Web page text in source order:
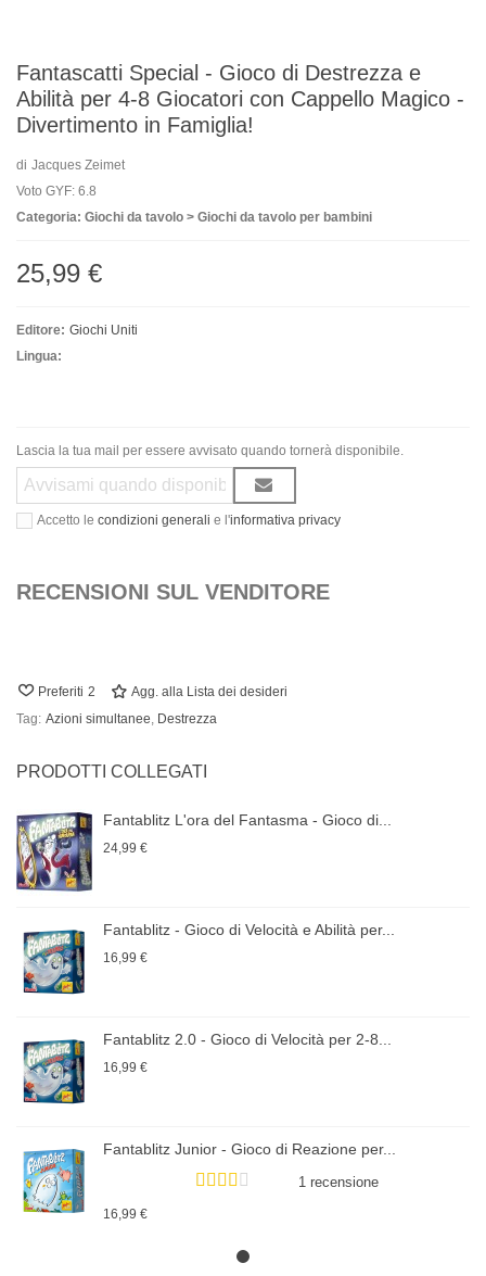
Fantascatti Special - Gioco di Destrezza e
Abilità per 4-8 Giocatori con Cappello Magico -
Divertimento in Famiglia!
di Jacques Zeimet
Voto GYF: 6.8
Categoria: Giochi da tavolo > Giochi da tavolo per bambini
25,99 €
Editore: Giochi Uniti
Lingua:
Lascia la tua mail per essere avvisato quando tornerà disponibile.
Accetto le condizioni generali e l'informativa privacy
RECENSIONI SUL VENDITORE
Preferiti 2
Agg. alla Lista dei desideri
Tag: Azioni simultanee, Destrezza
PRODOTTI COLLEGATI
Fantablitz L'ora del Fantasma - Gioco di...
24,99 €
Fantablitz - Gioco di Velocità e Abilità per...
16,99 €
Fantablitz 2.0 - Gioco di Velocità per 2-8...
16,99 €
Fantablitz Junior - Gioco di Reazione per...
1 recensione
16,99 €